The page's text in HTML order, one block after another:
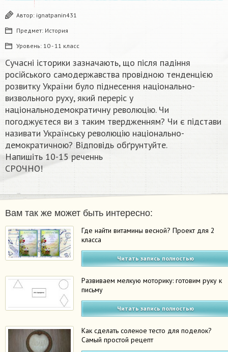
Автор: ignatpanin431
Предмет: История
Уровень: 10 - 11 класс
Сучасні історики зазначають, що після падіння
російського самодержавства провідною тенденцією
розвитку України було піднесення національно-
визвольного руху, який переріс у
національнодемократичну революцію. Чи
погоджуєтеся ви з таким твердженням? Чи є підстави
називати Українську революцію національно-
демократичною? Відповідь обґрунтуйте.
Напишіть 10-15 реченнь
СРОЧНО!​
Вам так же может быть интересно:
Где найти витамины весной? Проект для 2
класса
Читать запись полностью
Развиваем мелкую моторику: готовим руку к
письму
Читать запись полностью
Как сделать соленое тесто для поделок?
Самый простой рецепт